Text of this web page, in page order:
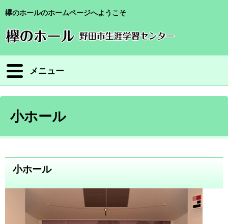
欅のホールのホームページへようこそ
メニュー
小ホール
小ホール